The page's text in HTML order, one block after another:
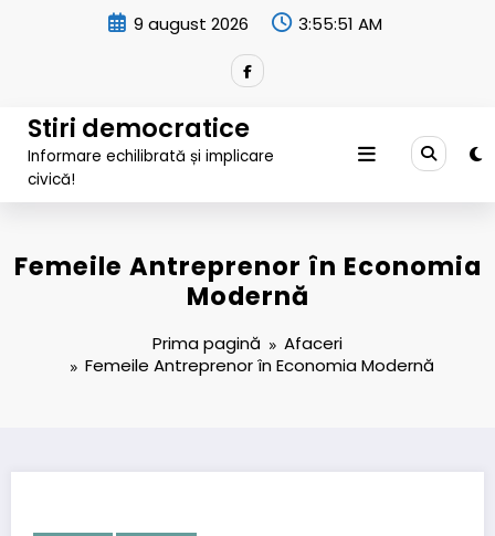
9 august 2026 3:55:52 AM
Stiri democratice
Informare echilibrată și implicare
civică!
Femeile Antreprenor în Economia
Modernă
Prima pagină
Afaceri
Femeile Antreprenor în Economia Modernă